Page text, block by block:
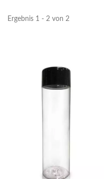
Ergebnis 1 - 2 von 2